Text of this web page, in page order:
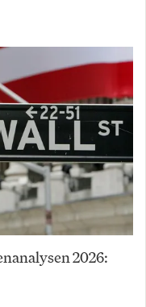
2026: